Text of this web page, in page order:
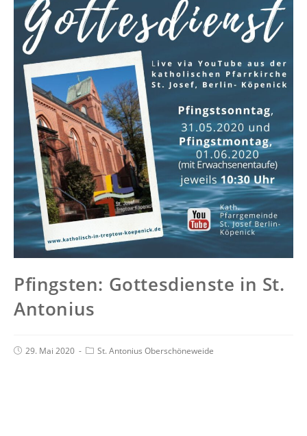
Pfingsten: Gottesdienste in St.
Antonius
29. Mai 2020 St. Antonius Oberschöneweide